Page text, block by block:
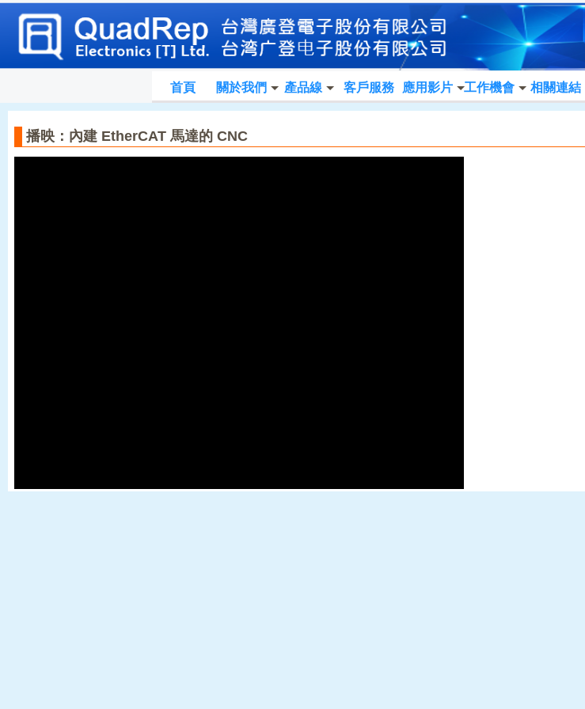
首頁 關於我們 產品線 客戶服務 應用影片 工作機會 相關連結
播映：內建 EtherCAT 馬達的 CNC